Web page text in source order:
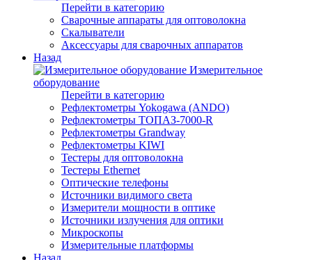
Перейти в категорию
Сварочные аппараты для оптоволокна
Скалыватели
Аксессуары для сварочных аппаратов
Назад
Измерительное
оборудование
Перейти в категорию
Рефлектометры Yokogawa (ANDO)
Рефлектометры ТОПАЗ-7000-R
Рефлектометры Grandway
Рефлектометры KIWI
Тестеры для оптоволокна
Тестеры Ethernet
Оптические телефоны
Источники видимого света
Измерители мощности в оптике
Источники излучения для оптики
Микроскопы
Измерительные платформы
Назад